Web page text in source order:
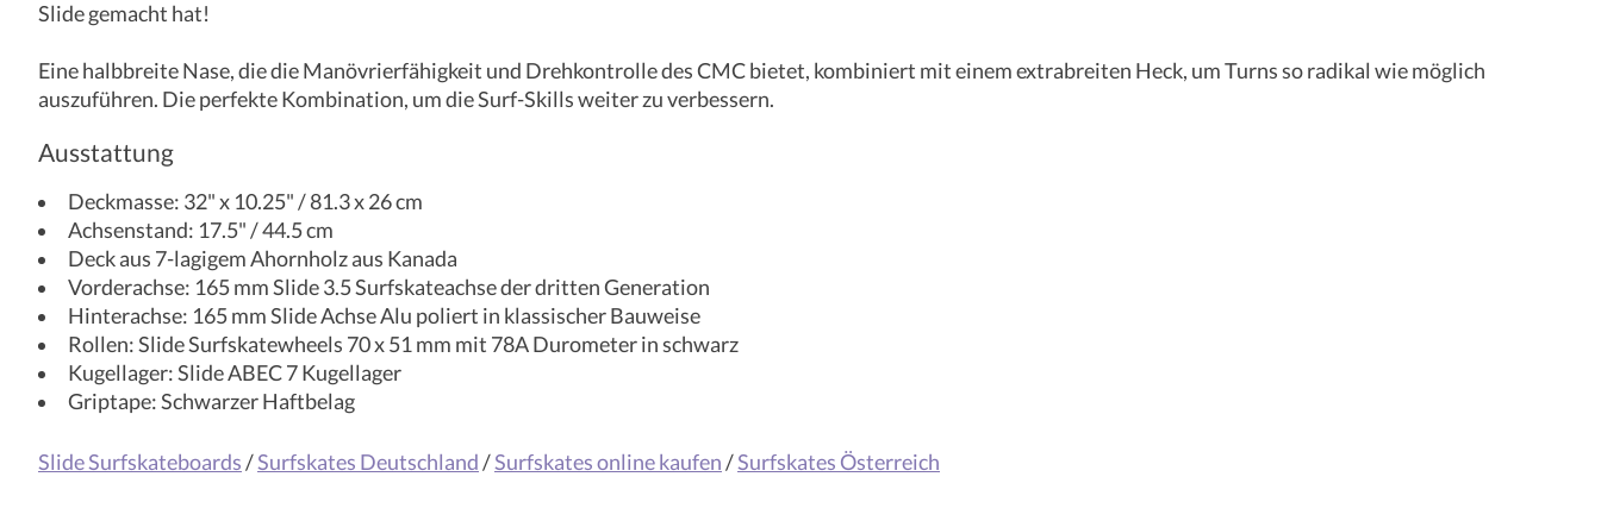
Slide gemacht hat!
Eine halbbreite Nase, die die Manövrierfähigkeit und Drehkontrolle des CMC bietet, kombiniert mit einem extrabreiten Heck, um Turns so radikal wie möglich
auszuführen. Die perfekte Kombination, um die Surf-Skills weiter zu verbessern.
Ausstattung
Deckmasse: 32" x 10.25" / 81.3 x 26 cm
Achsenstand: 17.5" / 44.5 cm
Deck aus 7-lagigem Ahornholz aus Kanada
Vorderachse: 165 mm Slide 3.5 Surfskateachse der dritten Generation
Hinterachse: 165 mm Slide Achse Alu poliert in klassischer Bauweise
Rollen: Slide Surfskatewheels 70 x 51 mm mit 78A Durometer in schwarz
Kugellager: Slide ABEC 7 Kugellager
Griptape: Schwarzer Haftbelag
Slide Surfskateboards/Surfskates Deutschland/Surfskates online kaufen/Surfskates Österreich